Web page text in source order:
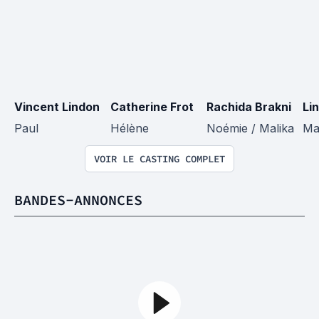
Vincent Lindon
Paul
Catherine Frot
Hélène
Rachida Brakni
Noémie / Malika
VOIR LE CASTING COMPLET
BANDES-ANNONCES